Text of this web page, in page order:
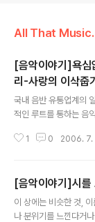
All
[음악이야기]욕심
리-사랑의 이삭줍
국내 음반 유통업계의
적인 루트를 통하는 음
만 근래에 들어서는 이
작사가 곧 시라는 점에
등이다. 이러한 부류의
서 출시한 "사랑의 이
1 0 2006. 7.
[음악이야기]시를
이 상에는 비슷한 것,
나 분위기를 느낀다거